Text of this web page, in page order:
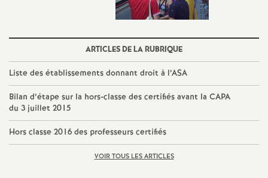
d
e
r
ARTICLES DE LA RUBRIQUE
Liste des établissements donnant droit à l’ASA
Bilan d’étape sur la hors-classe des certifiés avant la CAPA
du 3 juillet 2015
Hors classe 2016 des professeurs certifiés
VOIR TOUS LES ARTICLES